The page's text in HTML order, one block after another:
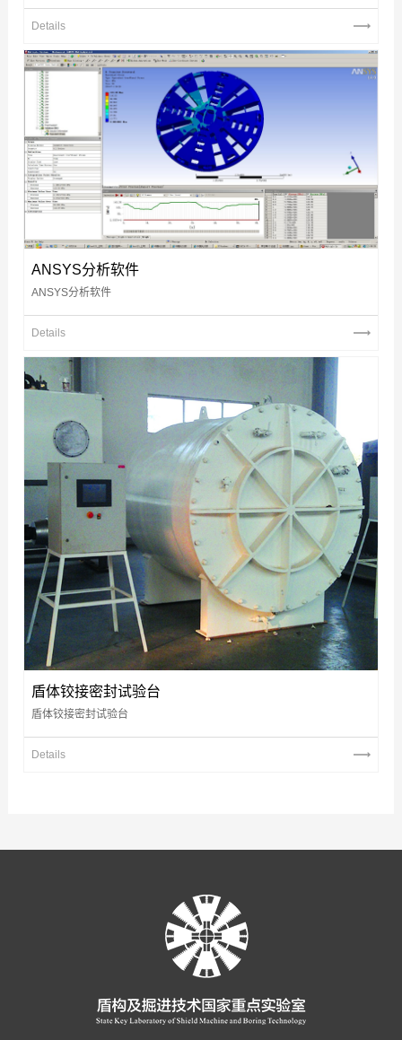
Details
ANSYS分析软件
ANSYS分析软件
Details
盾体铰接密封试验台
盾体铰接密封试验台
Details